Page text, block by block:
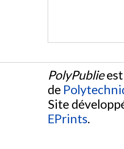
PolyPublie
de
Site
EPrints.